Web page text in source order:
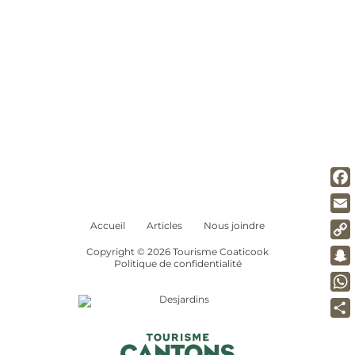
Accueil Articles Nous joindre
Copyright © 2026 Tourisme Coaticook
Politique de confidentialité